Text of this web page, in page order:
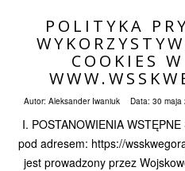
POLITYKA
COOKIES
Autor: Aleksander Iwaniuk Data: 30 maja
I. POSTANOWIENIA
pod adresem: https://
jest prowadzony przez